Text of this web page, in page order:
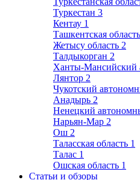
Туркестан 3
Кентау 1
Ташкентская область
Жетысу область 2
Талдыкорган 2
Ханты-
Лянтор 2
Чукотский
Анадырь 2
Ненецкий
Нарьян-Мар 2
Ош 2
Таласская область 1
Талас 1
Ошская область 1
Статьи и обзоры